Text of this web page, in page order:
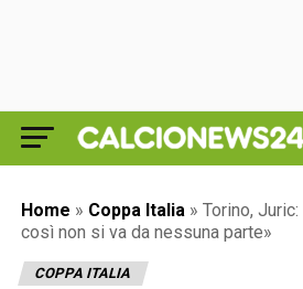
Home » Coppa Italia » Torino,
così non si va da nessuna parte»
COPPA ITALIA